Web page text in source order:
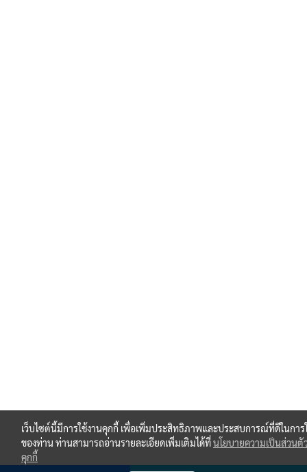
เว็บไซต์นี้มีการใช้งานคุกกี้ เพื่อเพิ่มประสิทธิภาพและประสบการณ์ที่ดีในการ
ของท่าน ท่านสามารถอ่านรายละเอียดเพิ่มเติมได้ที่นโยบายความเป็นส่วนตั
คุกกี้